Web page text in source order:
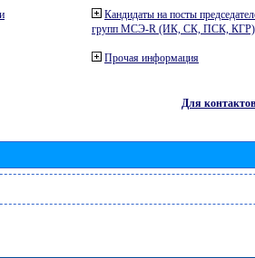
Кандидаты на посты
групп МСЭ-R (ИК, СК, ПСК, КГР)
Прочая информация
Для контактов